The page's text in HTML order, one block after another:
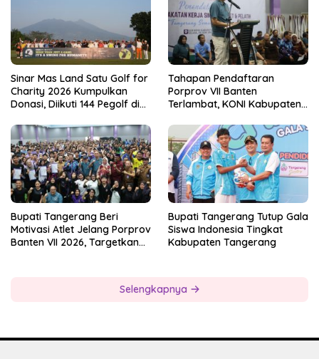
Sinar Mas Land Satu Golf for
Charity 2026 Kumpulkan
Donasi, Diikuti 144 Pegolf di
Tahapan Pendaftaran
Porprov VII Banten
Terlambat, KONI Kabupaten
Kesiapan Panitia
Bupati Tangerang Beri
Motivasi Atlet Jelang Porprov
Banten VII 2026, Targetkan
Bupati Tangerang Tutup Gala
Siswa Indonesia Tingkat
Kabupaten Tangerang
Selengkapnya